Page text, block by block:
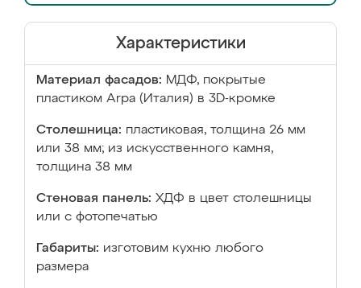
Характеристики
Материал фасадов: МДФ, покрытые
пластиком Arpa (Италия) в 3D-кромке
Столешница: пластиковая, толщина 26 мм
или 38 мм; из искусственного камня,
толщина 38 мм
Стеновая панель: ХДФ в цвет столешницы
или с фотопечатью
Габариты: изготовим кухню любого
размера